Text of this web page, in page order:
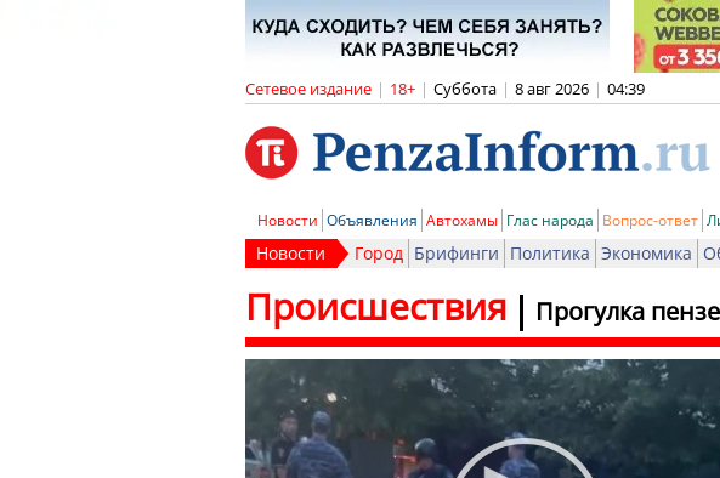
Сетевое издание | 18+ | Суббота | 8 авг 2026 | 04:39
Новости Объявления Автохамы Глас народа Вопрос-ответ
Новости Город Брифинги Политика Экономика
Прогулка
Происшествия